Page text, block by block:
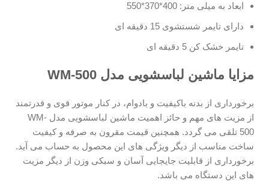
ابعاد به میلی متر: 400*370*550
دارای تایمر شستشوی 15 دقیقه ای
تایمر خشک کن 5 دقیقه ای
مزایا ماشین لباسشویی مدل
برخورداری از بدنه باکیفیت و بادوام، در کنار موتور قوی و قدرتمند
از مزیت های مهم و حائز اهمیت ماشین لباسشویی مدل WM-
500 تلقی می گردد. همچنین قیمت مقرون به صرفه و کیفیت
ساخت مناسب از دیگر ویژگی های این محصول به حساب می آید.
برخورداری از قابلیت جایجایی آسان و سبکی وزن از دیگر مزیت
های این دستگاه می باشد.